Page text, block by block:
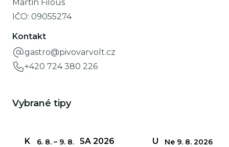
Martin Filous
IČO: 09055274
Kontakt
gastro@pivovarvolt.cz
+420 724 380 226
Vybrané tipy
6. 8. – 9. 8.
KŘEHKÁ KRÁSA 2026 Ne 9. 8. 2026
UZÁVĚRKY